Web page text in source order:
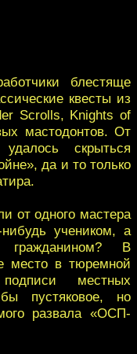
блестяще
квесты из
Scrolls, Knights of
мастодонтов. От
удалось скрыться
да и то только
от одного мастера
учеником, а
В
место в тюремной
местных
пустяковое, но
развала «ОСП-